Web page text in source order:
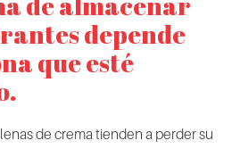
depende
que esté
de crema tienden a perder su